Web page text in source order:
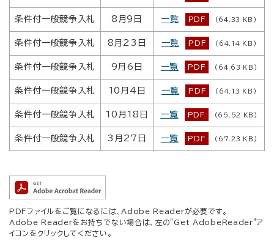
条件付一般競争入札 8月9日 一覧 PDF (64.33 KB)
条件付一般競争入札 8月23日 一覧 PDF (64.14 KB)
条件付一般競争入札 9月6日 一覧 PDF (64.63 KB)
条件付一般競争入札 10月4日 一覧 PDF (64.13 KB)
条件付一般競争入札 10月18日 一覧 PDF (65.52 KB)
条件付一般競争入札 3月27日 一覧 PDF (67.23 KB)
PDFファイルをご覧になるには、Adobe Readerが必要です。
Adobe Readerをお持ちでない場合は、左の"Get AdobeReader"ア
イコンをクリックしてください。